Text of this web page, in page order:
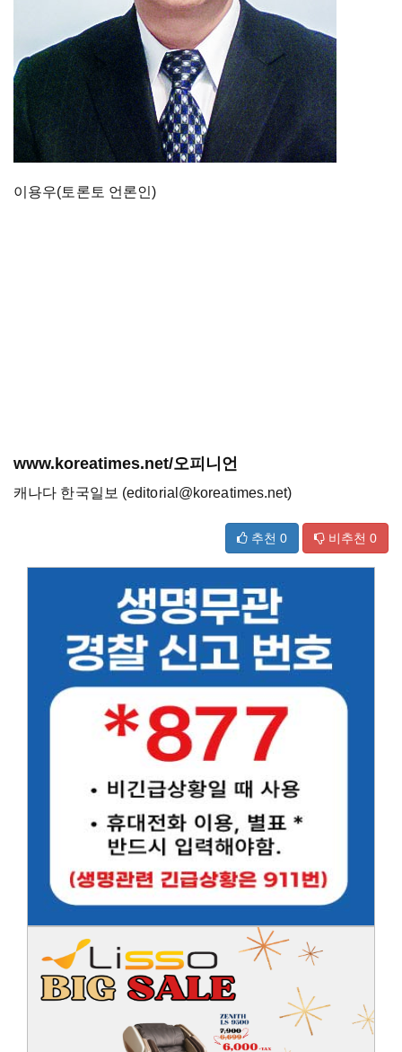
이용우(토론토 언론인)
www.koreatimes.net/오피니언
캐나다 한국일보 (editorial@koreatimes.net)
추천 0 비추천 0